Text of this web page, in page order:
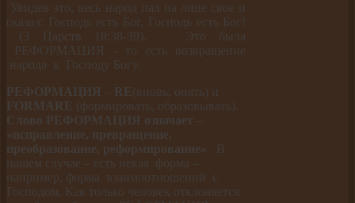
Увидев это, весь народ пал на лице свое и
сказал: Господь есть Бог, Господь есть Бог!
(3 Царств 18:38-39). Это была
РЕФОРМАЦИЯ - то есть возвращение
народа к Господу Богу.
РЕФОРМАЦИЯ
RE(вновь, опять) и
FORMARE (формировать, образовывать).
Слово РЕФОРМАЦИЯ означает –
«исправление, превращение,
преобразование, реформирование»
. В
нашем случае – есть некая форма –
например, форма взаимоотношений с
Господом. Как только человек отклоняется